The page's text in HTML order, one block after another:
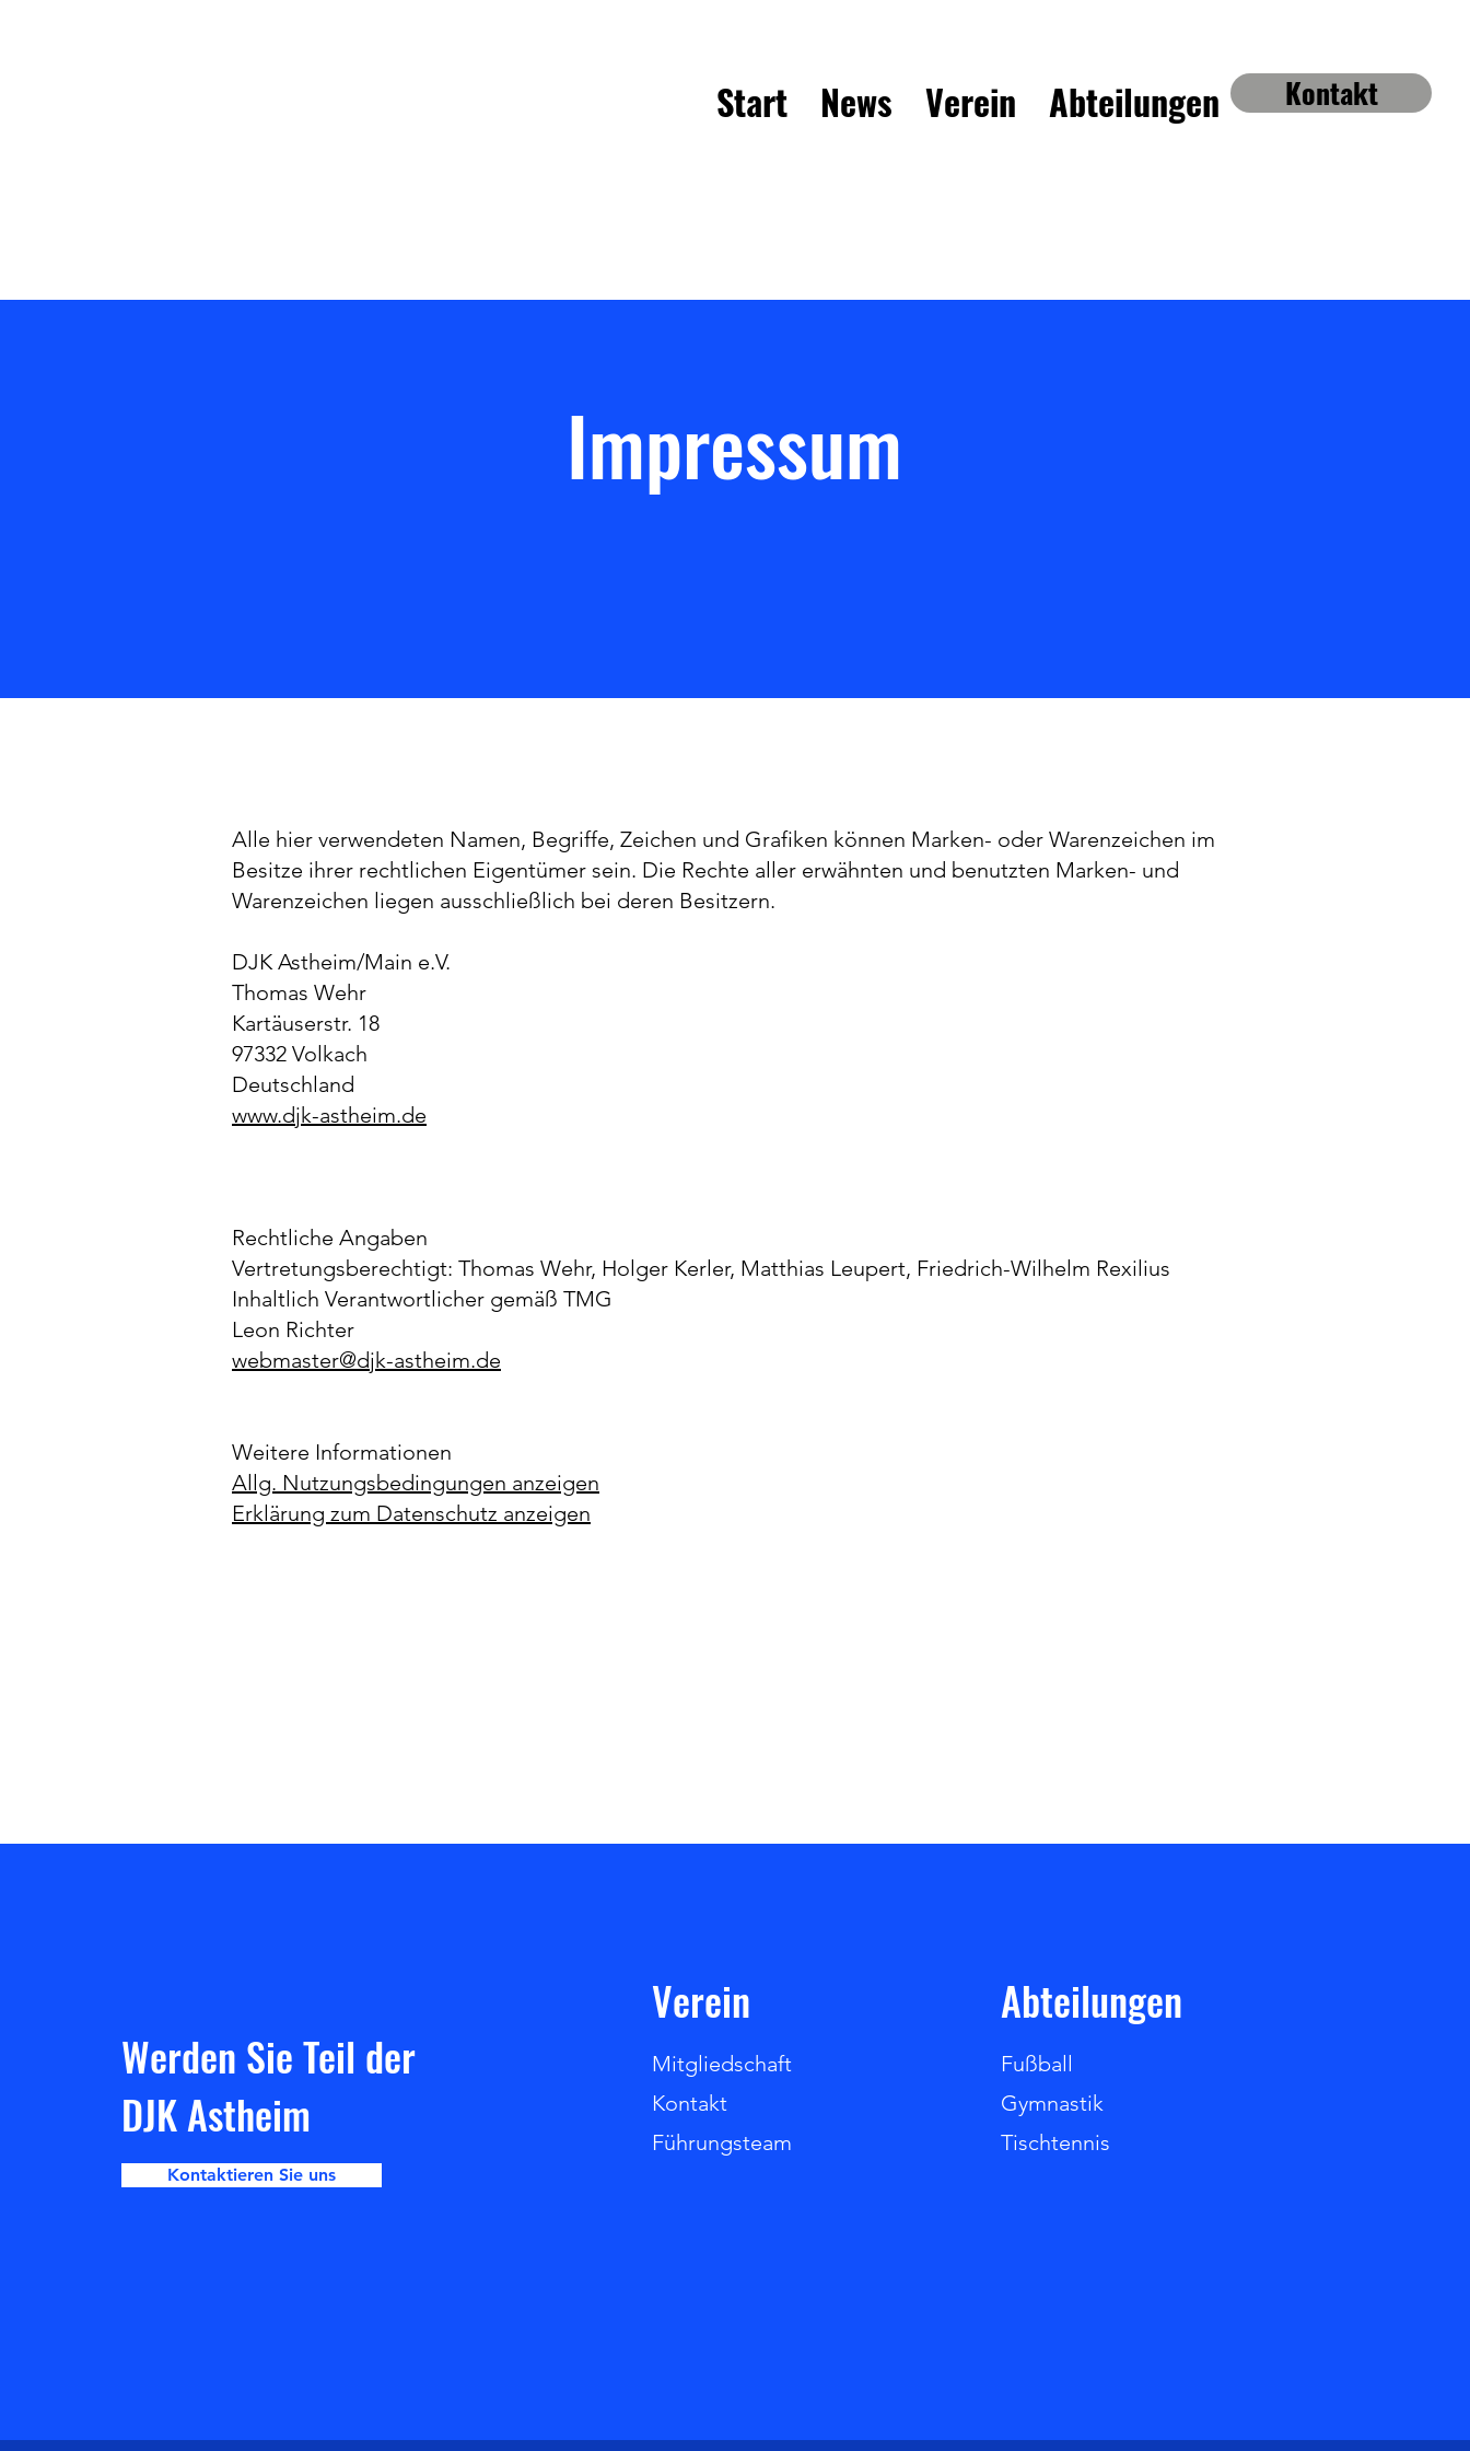
Kontakt
Start News Verein Abteilungen
Impressum
Alle hier verwendeten Namen, Begriffe, Zeichen und Grafiken können Marken- oder Warenzeichen im
Besitze ihrer rechtlichen Eigentümer sein. Die Rechte aller erwähnten und benutzten Marken- und
Warenzeichen liegen ausschließlich bei deren Besitzern.
DJK Astheim/Main e.V.
Thomas Wehr
Kartäuserstr. 18
97332 Volkach
Deutschland
www.djk-astheim.de
Rechtliche Angaben
Vertretungsberechtigt: Thomas Wehr, Holger Kerler, Matthias Leupert, Friedrich-Wilhelm Rexilius
Inhaltlich Verantwortlicher gemäß TMG
Leon Richter
webmaster@djk-astheim.de
Weitere Informationen
Allg. Nutzungsbedingungen anzeigen
Erklärung zum Datenschutz anzeigen
Werden Sie Teil der
DJK Astheim
Kontaktieren Sie uns
Verein
Mitgliedschaft
Kontakt
Führungsteam
Abteilungen
Fußball
Gymnastik
Tischtennis